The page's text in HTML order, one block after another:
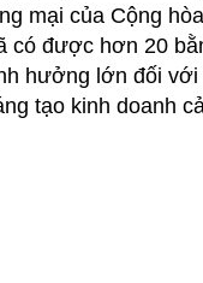
mại của Cộng
được hơn 20
hưởng lớn đối
tạo kinh doanh